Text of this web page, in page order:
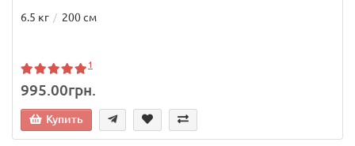
6.5 кг 200 см
1
995.00грн.
Купить